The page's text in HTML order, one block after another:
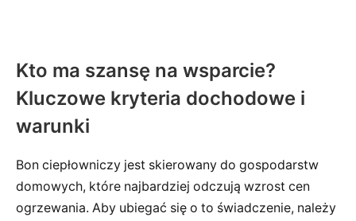
Kto ma szansę na wsparcie?
Kluczowe kryteria dochodowe i
warunki
Bon ciepłowniczy jest skierowany do gospodarstw
domowych, które najbardziej odczują wzrost cen
ogrzewania. Aby ubiegać się o to świadczenie, należy